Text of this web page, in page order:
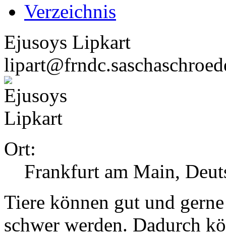
Verzeichnis
Ejusoys Lipkart
Ort:
Frankfurt am Main,
Tiere können gut und
schwer werden. Dadurch